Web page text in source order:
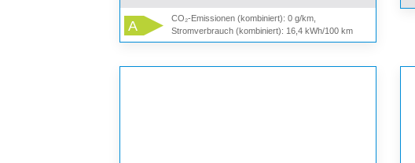
A
CO₂-Emissionen (kombiniert): 0 g/km,
Stromverbrauch (kombiniert): 16,4 kWh/100 km